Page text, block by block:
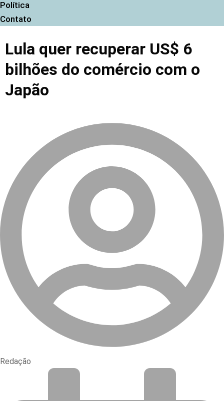
Política
Contato
Lula quer recuperar US$ 6
bilhões do comércio com o
Japão
Redação